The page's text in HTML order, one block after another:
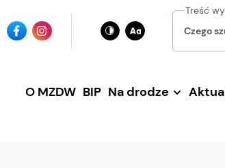
IkonaIkona
instagrama
Treść
O MZDW BIP Na drodze